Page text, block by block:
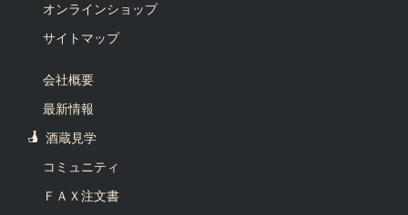
オンラインショップ
サイトマップ
会社概要
最新情報
酒蔵見学
コミュニティ
ＦＡＸ注文書